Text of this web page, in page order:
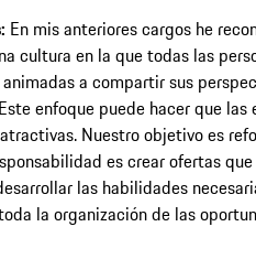
En mis anteriores cargos he
cultura en la que todas las
a compartir sus
enfoque puede hacer que las
Nuestro objetivo es
es crear ofertas
las habilidades
la organización de las